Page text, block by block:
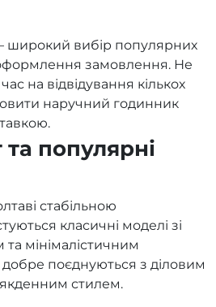
вибір популярних
замовлення. Не
на відвідування кількох
наручний годинник
популярні
стабільною
класичні моделі зі
мінімалістичним
поєднуються з діловим
стилем.